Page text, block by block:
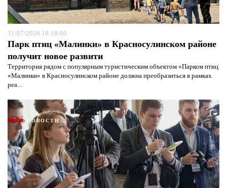
31/07/2026 18:18:00
Парк птиц «Малинки» в Красносулинском районе
получит новое развити
Территория рядом с популярным туристическим объектом «Парком птиц
«Малинки» в Красносулинском районе должна преобразиться в рамках
реа...
НОВОСТИ